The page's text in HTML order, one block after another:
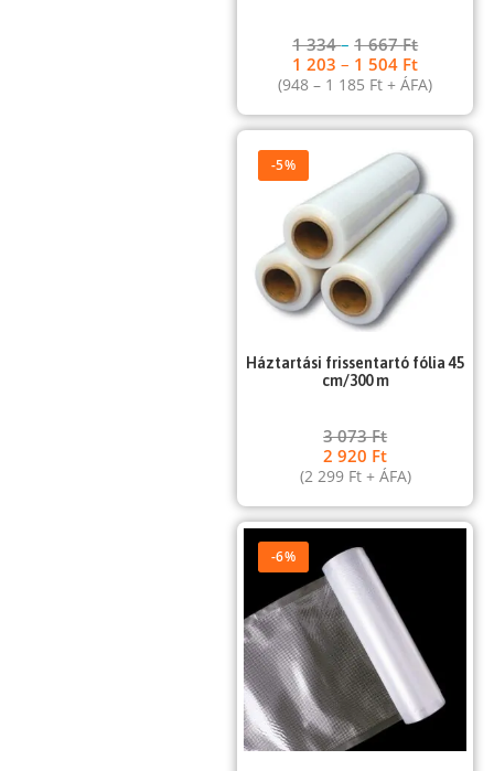
1 334–1 667Ft
1 203– 1 504 Ft
(948– 1 185 Ft + ÁFA)
-5%
Háztartási frissentartó fólia 45
cm/300 m
3 073Ft
2 920 Ft
(2 299 Ft+ ÁFA)
-6%